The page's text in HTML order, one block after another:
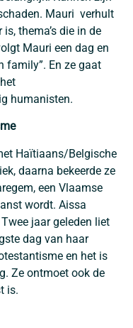
Mauri ​ verhult
thema’s die in de
Mauri een dag en
family”. En ze gaat
humanisten.
Haïtiaans/Belgische
daarna bekeerde ze
een Vlaamse
wordt. Aissa
jaar geleden liet
dag van haar
en het is
Ze ontmoet ook de
is.